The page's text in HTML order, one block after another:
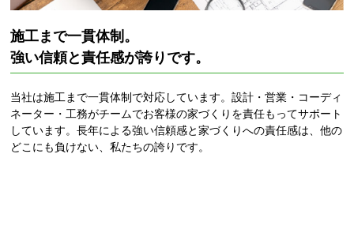
施工まで一貫体制。
強い信頼と責任感が誇りです。
当社は施工まで一貫体制で対応しています。設計・営業・コーディ
ネーター・工務がチームでお客様の家づくりを責任もってサポート
しています。長年による強い信頼感と家づくりへの責任感は、他の
どこにも負けない、私たちの誇りです。